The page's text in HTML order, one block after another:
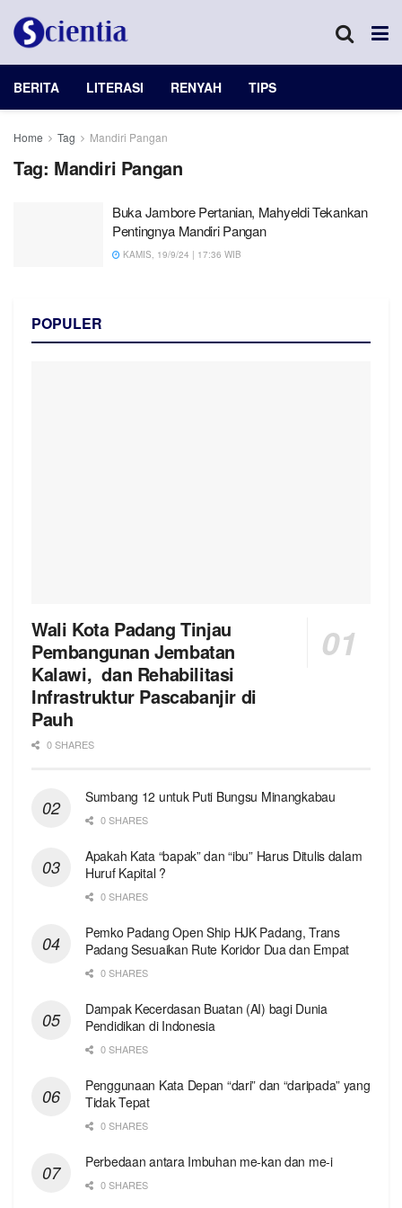
BERITA LITERASI RENYAH TIPS
Home Tag Mandiri Pangan
Tag: Mandiri Pangan
Buka Jambore Pertanian, Mahyeldi Tekankan
Pentingnya Mandiri Pangan
KAMIS, 19/9/24 | 17:36 WIB
POPULER
Wali Kota Padang Tinjau
Pembangunan Jembatan
Kalawi, dan Rehabilitasi
Infrastruktur Pascabanjir di
Pauh
0 SHARES
Sumbang 12 untuk Puti Bungsu Minangkabau
0 SHARES
Apakah Kata “bapak” dan “ibu” Harus Ditulis dalam
Huruf Kapital ?
0 SHARES
Pemko Padang Open Ship HJK Padang, Trans
Padang Sesuaikan Rute Koridor Dua dan Empat
0 SHARES
Dampak Kecerdasan Buatan (AI) bagi Dunia
Pendidikan di Indonesia
0 SHARES
Penggunaan Kata Depan “dari” dan “daripada” yang
Tidak Tepat
0 SHARES
Perbedaan antara Imbuhan me-kan dan me-i
0 SHARES